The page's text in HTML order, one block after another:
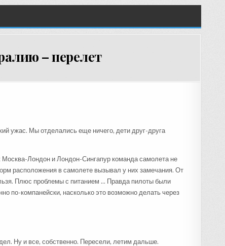
– перелет
ужас. Мы отделались еще ничего, дети друг-друга
Лондон и Лондон-Сингапур команда самолета не
расположения в самолете вызывал у них замечания. От
Плюс проблемы с питанием … Правда пилоты были
по-компанейски, насколько это возможно делать через
Ну и все, собственно. Пересели, летим дальше.